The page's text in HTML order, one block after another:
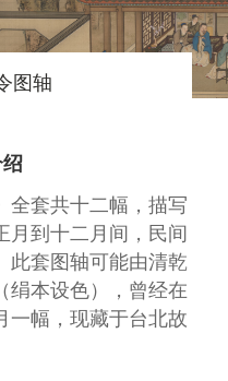
图轴
全套共十二幅，描写
月到十二月间，民间
此套图轴可能由清乾
绢本设色），曾经在
一幅，现藏于台北故